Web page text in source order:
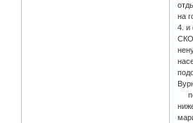
на
4. и